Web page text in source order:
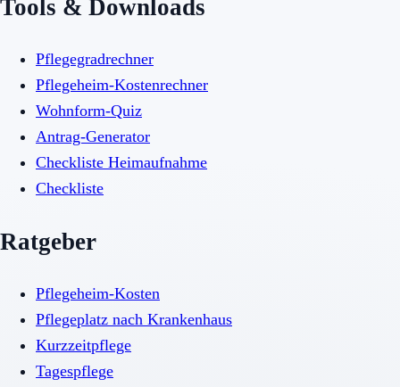
Tools & Downloads
Pflegegradrechner
Pflegeheim-Kostenrechner
Wohnform-Quiz
Antrag-Generator
Checkliste Heimaufnahme
Checkliste
Ratgeber
Pflegeheim-Kosten
Pflegeplatz nach Krankenhaus
Kurzzeitpflege
Tagespflege